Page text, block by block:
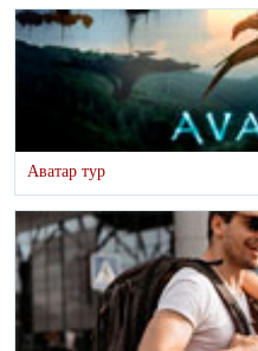
Аватар тур